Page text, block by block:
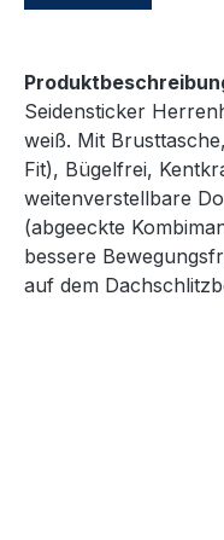
Seidensticker
weiß. Mit
Fit), Bügelfrei,
weitenverstellbare
(abgeeckte
bessere
auf dem